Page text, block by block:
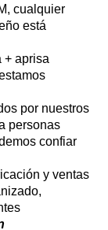
cualquier
está
+ aprisa
por nuestros
personas
confiar
y ventas